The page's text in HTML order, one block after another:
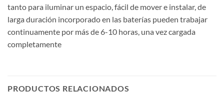
tanto para iluminar un espacio, fácil de mover e instalar, de
larga duración incorporado en las baterías pueden trabajar
continuamente por más de 6-10 horas, una vez cargada
completamente
PRODUCTOS RELACIONADOS